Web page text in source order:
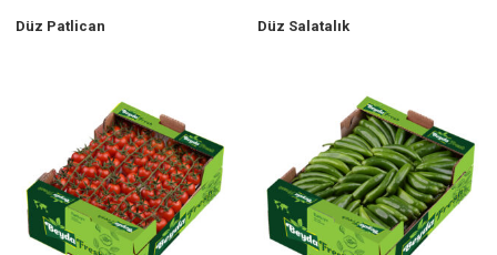
Düz Patlican Düz Salatalık